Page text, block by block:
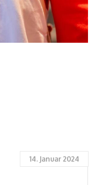
14. Januar 2024